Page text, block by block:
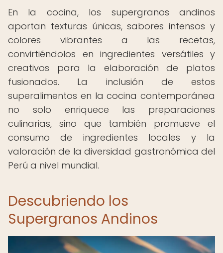
En la cocina, los supergranos andinos
aportan texturas únicas, sabores intensos y
colores vibrantes a las recetas,
convirtiéndolos en ingredientes versátiles y
creativos para la elaboración de platos
fusionados. La inclusión de estos
superalimentos en la cocina contemporánea
no solo enriquece las preparaciones
culinarias, sino que también promueve el
consumo de ingredientes locales y la
valoración de la diversidad gastronómica del
Perú a nivel mundial.
Descubriendo los
Supergranos Andinos